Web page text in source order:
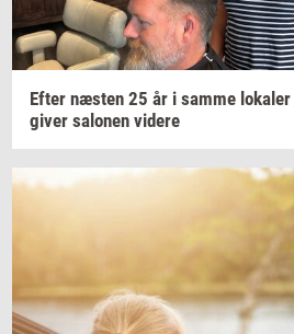
Efter næ­sten 25 år i samme lo­ka­ler
giver sa­lo­nen vi­de­re